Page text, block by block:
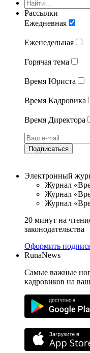
Рассылки
Ежедневная
Еженедельная
Горячая тема
Время Юриста
Время Кадровика
Время Директора
Подписаться
Электронный
Журнал
Журнал
Журнал
20 минут на
законодательства
Оформить
RunaNews
Самые важные
кадровиков на